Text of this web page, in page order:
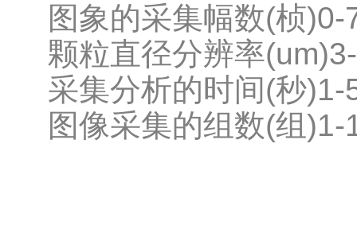
图象的采集幅数(桢)0-
颗粒直径分辨率
采集分析的时间(秒)1-
图像采集的组数(组)1-